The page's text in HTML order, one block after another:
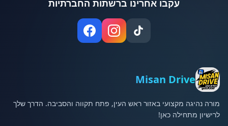
עקבו אחרינו ברשתות החברתיות
Misan Drive
מורה נהיגה מקצועי באזור ראש העין, פתח תקווה והסביבה. הדרך שלך
לרישיון מתחילה כאן!